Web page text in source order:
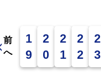
前
へ
1
9
2
0
2
1
2
2
2
3